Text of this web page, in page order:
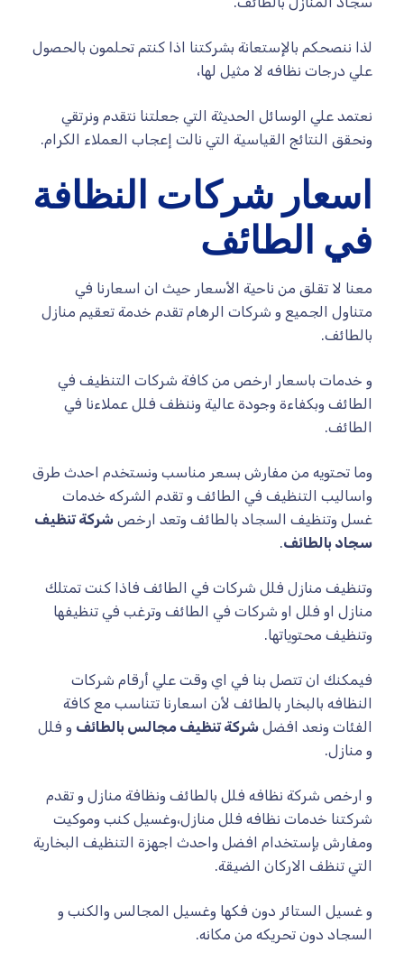
لذا ننصحكم بالإستعانة بشركتنا اذا كنتم تحلمون بالحصول
علي درجات نظافه لا مثيل لها،
نعتمد علي الوسائل الحديثة التي جعلتنا نتقدم ونرتقي
ونحقق النتائج القياسية التي نالت إعجاب العملاء الكرام.
اسعار شركات النظافة
في الطائف
معنا لا تقلق من ناحية الأسعار حيث ان اسعارنا في
متناول الجميع و شركات الرهام تقدم خدمة تعقيم منازل
بالطائف.
و خدمات باسعار ارخص من كافة شركات التنظيف في
الطائف وبكفاءة وجودة عالية وننظف فلل عملاءنا في
الطائف.
وما تحتويه من مفارش بسعر مناسب ونستخدم احدث طرق
واساليب التنظيف في الطائف و تقدم الشركه خدمات
غسل وتنظيف السجاد بالطائف وتعد ارخص شركة تنظيف
سجاد بالطائف.
وتنظيف منازل فلل شركات في الطائف فاذا كنت تمتلك
منازل او فلل او شركات في الطائف وترغب في تنظيفها
وتنظيف محتوياتها.
فيمكنك ان تتصل بنا في اي وقت علي أرقام شركات
النظافه بالبخار بالطائف لأن اسعارنا تتناسب مع كافة
الفئات ونعد افضل شركة تنظيف مجالس بالطائف و فلل
و منازل.
و ارخص شركة نظافه فلل بالطائف ونظافة منازل و تقدم
شركتنا خدمات نظافه فلل منازل،وغسيل كنب وموكيت
ومفارش بإستخدام افضل واحدث اجهزة التنظيف البخارية
التي تنظف الاركان الضيقة.
و غسيل الستائر دون فكها وغسيل المجالس والكنب و
السجاد دون تحريكه من مكانه.